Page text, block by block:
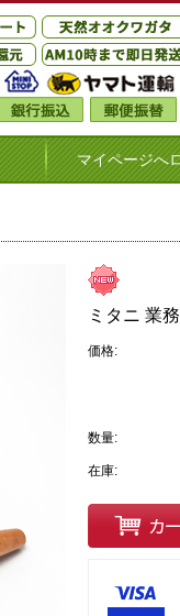
マイページへ
ミタニ 業
価格:
数量:
在庫: